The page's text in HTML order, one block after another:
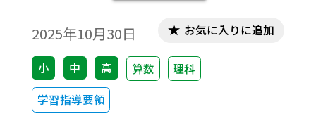
2025年10月30日
小 中 高 算数
理科
学習指導要領
お気に入りに追加